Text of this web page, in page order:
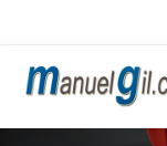
contenido